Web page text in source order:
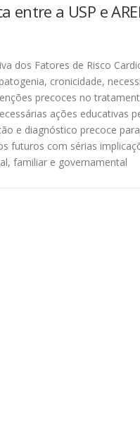
entre a USP e
dos Fatores de Risco
cronicidade,
precoces no
ações educativas
e diagnóstico precoce
futuros com sérias
familiar e governamental